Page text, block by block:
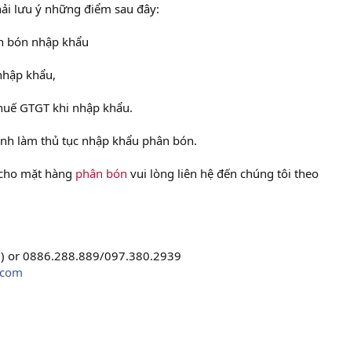
lưu ý những điểm sau đây:
bón nhập khẩu
khẩu,
GTGT khi nhập khẩu.
làm thủ tục nhập khẩu phân bón.
mặt hàng phân bón vui lòng liên hệ đến chúng tôi theo
or 0886.288.889/097.380.2939